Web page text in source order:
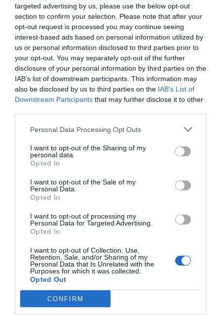
targeted advertising by us, please use the below opt-out
section to confirm your selection. Please note that after your
opt-out request is processed you may continue seeing
interest-based ads based on personal information utilized by
us or personal information disclosed to third parties prior to
your opt-out. You may separately opt-out of the further
disclosure of your personal information by third parties on the
IAB’s list of downstream participants. This information may
also be disclosed by us to third parties on the IAB’s List of
Downstream Participants that may further disclose it to other
Personal Data Processing Opt Outs
I want to opt-out of the Sharing of my
personal data.
Opted In
I want to opt-out of the Sale of my
Personal Data.
Opted In
I want to opt-out of processing my
Personal Data for Targeted Advertising.
Opted In
I want to opt-out of Collection, Use,
Retention, Sale, and/or Sharing of my
Personal Data that Is Unrelated with the
Purposes for which it was collected.
Opted Out
CONFIRM
Falso túnel de hueso, varias
formas
★★★★★
★★★★★
5,95 €
[PIFL02 ]
Falso dilatador en cuerno,
varios modelos
★★★★★
★★★★★
4,20 €
[PIFL05 ]
ZAS DESDE 1999
Casi 3 décadas vistiendo almas libres con piezas
auténticas traídas directamente de origen.
4,7/5 · 1.197 valoraciones